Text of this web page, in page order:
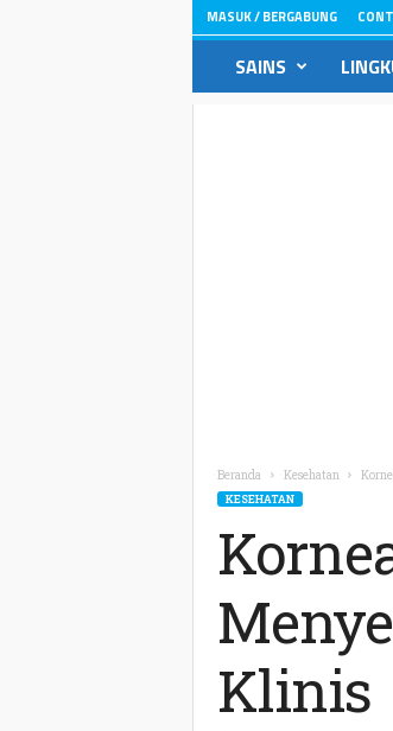
MASUK / BERGABUNG
ikons.id
SAINS
Beranda Kesehatan
KESEHATAN
Klinis